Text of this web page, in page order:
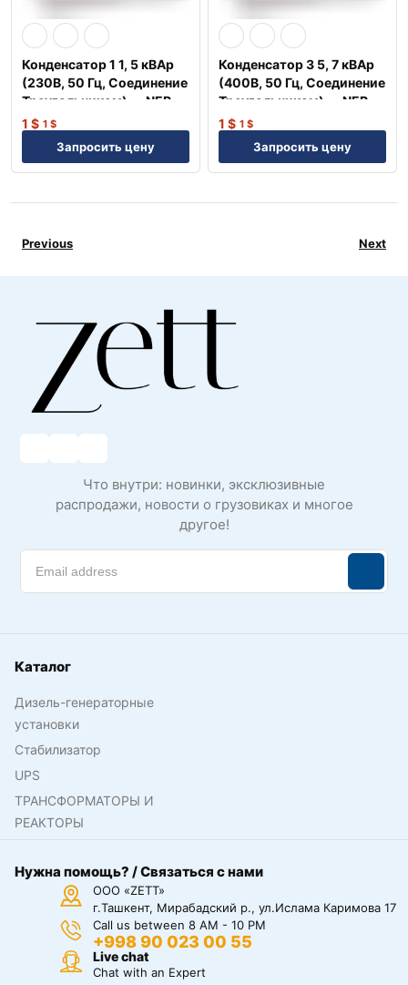
Конденсатор 1 1, 5 кВАр
(230В, 50 Гц, Соединение
Треугольником) — NEP
1 $ 1 $
Запросить цену
Конденсатор 3 5, 7 кВАр
(400В, 50 Гц, Соединение
Треугольником) — NEP
1 $ 1 $
Запросить цену
Previous Next
Что внутри: новинки, эксклюзивные
распродажи, новости о грузовиках и многое
другое!
Каталог
Дизель-генераторные
установки
Стабилизатор
UPS
ТРАНСФОРМАТОРЫ И
РЕАКТОРЫ
Нужна помощь? / Связаться с нами
ООО «ZETT»
г.Ташкент, Мирабадский р., ул.Ислама Каримова 17
Call us between 8 AM - 10 PM
+998 90 023 00 55
Live chat
Chat with an Expert